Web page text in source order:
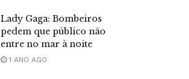
Lady Gaga: Bombeiros
pedem que público não
entre no mar à noite
1 ANO AGO